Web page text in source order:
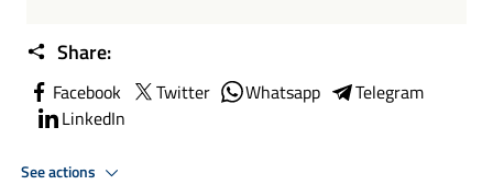
Share:
Facebook Twitter Whatsapp
Telegram
LinkedIn
See actions